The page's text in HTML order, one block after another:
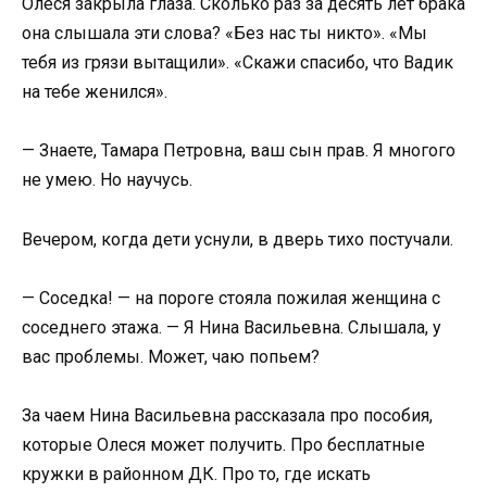
она слышала эти слова? «Без нас ты никто». «Мы
тебя из грязи вытащили». «Скажи спасибо, что Вадик
на тебе женился».
— Знаете, Тамара Петровна, ваш сын прав. Я многого
не умею. Но научусь.
Вечером, когда дети уснули, в дверь тихо постучали.
— Соседка! — на пороге стояла пожилая женщина с
соседнего этажа. — Я Нина Васильевна. Слышала, у
вас проблемы. Может, чаю попьем?
За чаем Нина Васильевна рассказала про пособия,
которые Олеся может получить. Про бесплатные
кружки в районном ДК. Про то, где искать